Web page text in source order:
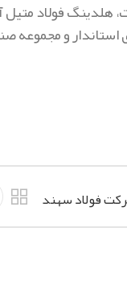
فولاد متیل
و
فولاد سهند